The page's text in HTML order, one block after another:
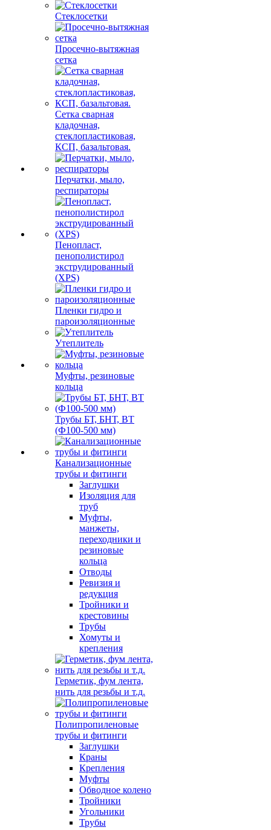
Стеклосетки
Просечно-вытяжная
сетка
Сетка сварная
кладочная,
стеклопластиковая,
КСП, базальтовая.
Перчатки, мыло,
респираторы
Пенопласт,
пенополистирол
экструдированный
(XPS)
Пленки гидро и
пароизоляционные
Утеплитель
Муфты, резиновые
кольца
Трубы БТ, БНТ, ВТ
(Ф100-500 мм)
Канализационные
трубы и фитинги
Заглушки
Изоляция для
труб
Муфты,
манжеты,
переходники и
резиновые
кольца
Отводы
Ревизия и
редукция
Тройники и
крестовины
Трубы
Хомуты и
крепления
Герметик, фум лента,
нить для резьбы и т.д.
Полипропиленовые
трубы и фитинги
Заглушки
Краны
Крепления
Муфты
Обводное колено
Тройники
Угольники
Трубы